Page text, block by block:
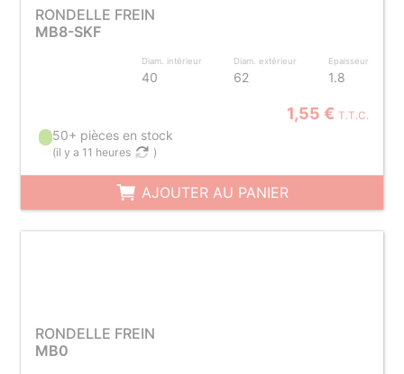
RONDELLE FREIN
MB8-SKF
Diam. intérieur
40
Diam. extérieur
62
Epaisseur
1.8
1,55 € T.T.C.
50+ pièces en stock
(il y a 11 heures )
AJOUTER AU PANIER
RONDELLE FREIN
MB0